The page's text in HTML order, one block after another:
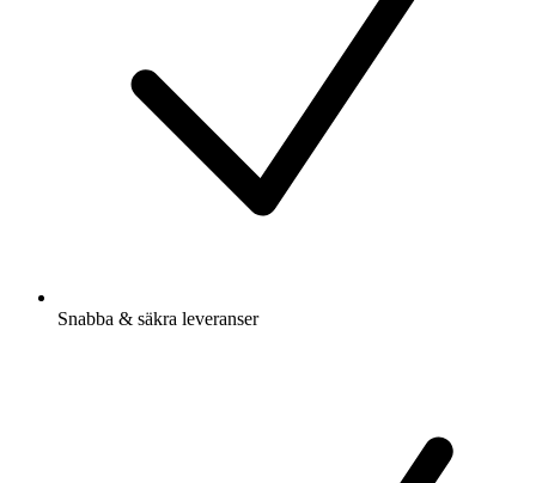
Snabba & säkra leveranser